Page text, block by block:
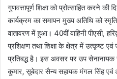
गुणवत्तापूर्ण शिक्षा को प्रोत्साहित करने की
कार्यक्रम का समापन मुख्य अतिथि को
वातावरण में हुआ। 40वीं वाहिनी पीएसी,
प्रशिक्षण तथा शिक्षा के क्षेत्र में उत्कृष्ट एवं
प्रतिबद्ध है। इस अवसर पर उप सेनानायक
कुमार, सूबेदार सैन्य सहायक मंगल सिंह एवं